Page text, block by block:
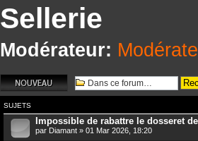
Sellerie
Modérateur:
Écrire un nouveau
sujet
SUJETS
Impossible de rabattre le dosseret
par Diamant » 01 Mar 2026, 18:20